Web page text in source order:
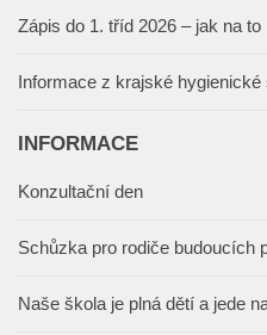
Zápis do 1. tříd 2026 – jak na to
Informace z krajské
INFORMACE
Konzultační den
Schůzka pro rodiče budoucích
Naše škola je plná dětí a jede